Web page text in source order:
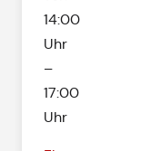
14:00
Uhr
–
17:00
Uhr